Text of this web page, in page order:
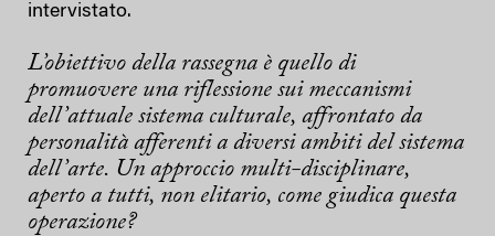
intervistato.
L’obiettivo della rassegna è quello di
promuovere una riflessione sui meccanismi
dell’attuale sistema culturale, affrontato da
personalità afferenti a diversi ambiti del sistema
dell’arte. Un approccio multi-disciplinare,
aperto a tutti, non elitario, come giudica questa
operazione?